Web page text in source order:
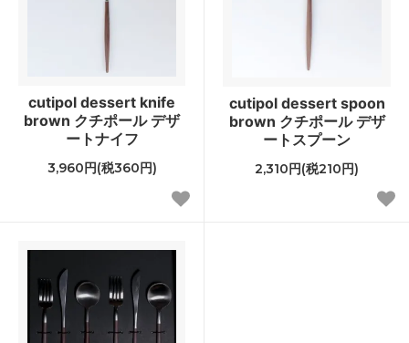
cutipol dessert knife
brown クチポール デザ
ートナイフ
3,960円(税360円)
cutipol dessert spoon
brown クチポール デザ
ートスプーン
2,310円(税210円)